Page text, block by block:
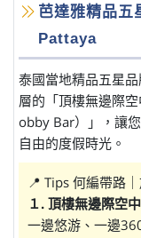
芭達雅精品
Pattaya
泰國當地精品五星
層的「頂樓無邊際
obby Bar）」，讓
自由的度假時光。
📍 Tips 何編帶路
１. 頂樓無邊際空
一邊悠游、一邊